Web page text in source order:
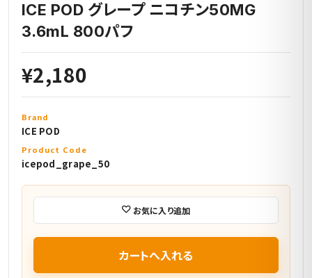
ICE POD グレープ ニコチン50MG
3.6mL 800パフ
¥2,180
Brand
ICE POD
Product Code
icepod_grape_50
お気に入り追加
カートへ入れる